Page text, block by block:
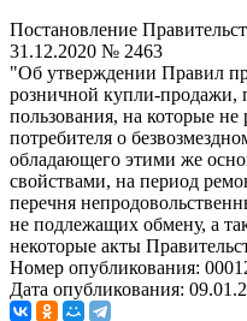
Постановление
31.12.2020 № 2463
"Об утверждении Правил
розничной купли-продажи,
пользования, на которые не
потребителя о
обладающего этими же
свойствами, на период
перечня
не подлежащих обмену, а
некоторые акты
Номер опубликования:
Дата опубликования: